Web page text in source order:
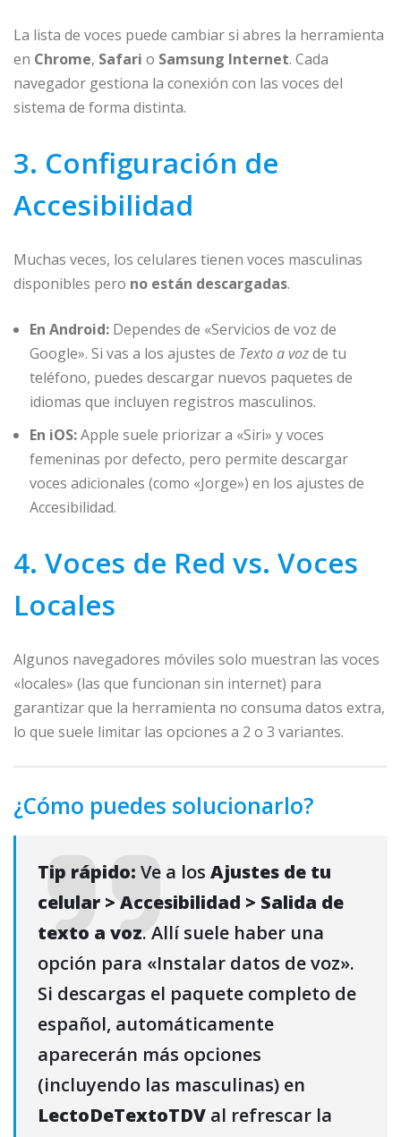
La lista de voces puede cambiar si abres la herramienta
en Chrome, Safari o Samsung Internet. Cada
navegador gestiona la conexión con las voces del
sistema de forma distinta.
3. Configuración de
Accesibilidad
Muchas veces, los celulares tienen voces masculinas
disponibles pero no están descargadas.
En Android: Dependes de «Servicios de voz de
Google». Si vas a los ajustes de Texto a vozde tu
teléfono, puedes descargar nuevos paquetes de
idiomas que incluyen registros masculinos.
En iOS:Apple suele priorizar a «Siri» y voces
femeninas por defecto, pero permite descargar
voces adicionales (como «Jorge») en los ajustes de
Accesibilidad.
4. Voces de Red vs. Voces
Locales
Algunos navegadores móviles solo muestran las voces
«locales» (las que funcionan sin internet) para
garantizar que la herramienta no consuma datos extra,
lo que suele limitar las opciones a 2 o 3 variantes.
¿Cómo puedes solucionarlo?
Tip rápido: Ve a los Ajustes de tu
celular > Accesibilidad > Salida de
texto a voz. Allí suele haber una
opción para «Instalar datos de voz».
Si descargas el paquete completo de
español, automáticamente
aparecerán más opciones
(incluyendo las masculinas) en
LectoDeTextoTDV al refrescar la